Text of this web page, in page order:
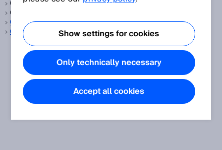
Gesättigter Dampf, sieheSattdampf
Getränke, siehe
Glanzsensoren
Gleichzeitigkeitsüberwachung
Show settings for cookies
Only technically necessary
Accept all cookies